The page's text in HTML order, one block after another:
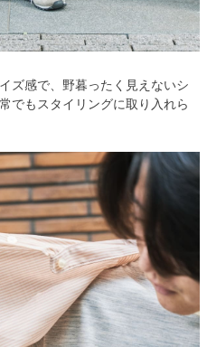
ズ感で、野暮ったく見えないシ
でもスタイリングに取り入れら